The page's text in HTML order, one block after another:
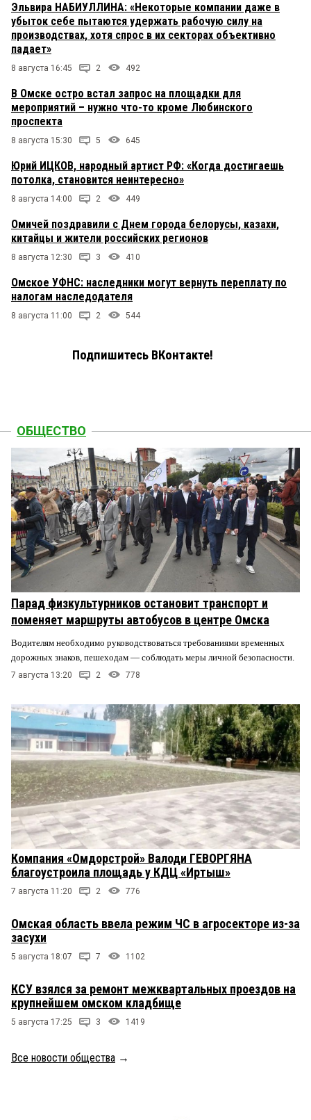
Эльвира НАБИУЛЛИНА: «Некоторые компании даже в
убыток себе пытаются удержать рабочую силу на
производствах, хотя спрос в их секторах объективно
падает»
8 августа 16:45 2 492
В Омске остро встал запрос на площадки для
мероприятий – нужно что-то кроме Любинского
проспекта
8 августа 15:30 5 645
Юрий ИЦКОВ, народный артист РФ: «Когда достигаешь
потолка, становится неинтересно»
8 августа 14:00 2 449
Омичей поздравили с Днем города белорусы, казахи,
китайцы и жители российских регионов
8 августа 12:30 3 410
Омское УФНС: наследники могут вернуть переплату по
налогам наследодателя
8 августа 11:00 2 544
Подпишитесь ВКонтакте!
ОБЩЕСТВО
Парад физкультурников остановит транспорт и
поменяет маршруты автобусов в центре Омска
Водителям необходимо руководствоваться требованиями временных
дорожных знаков, пешеходам — соблюдать меры личной безопасности.
7 августа 13:20 2 778
Компания «Омдорстрой» Валоди ГЕВОРГЯНА
благоустроила площадь у КДЦ «Иртыш»
7 августа 11:20 2 776
Омская область ввела режим ЧС в агросекторе из-за
засухи
5 августа 18:07 7 1102
КСУ взялся за ремонт межквартальных проездов на
крупнейшем омском кладбище
5 августа 17:25 3 1419
Все новости общества →